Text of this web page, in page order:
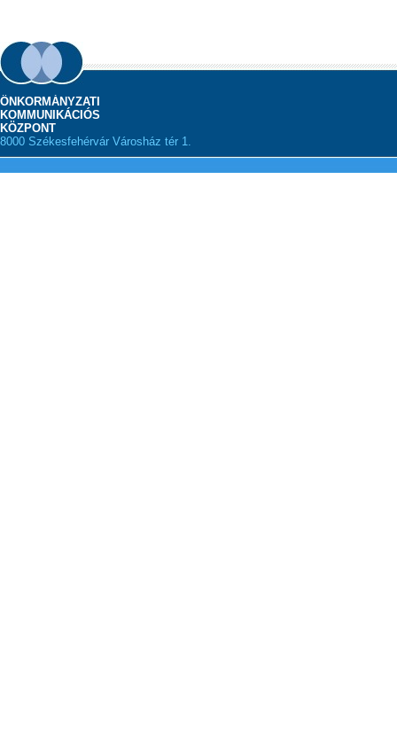
ÖNKORMÁNYZATI
KOMMUNIKÁCIÓS
KÖZPONT
8000 Székesfehérvár Városház tér 1.